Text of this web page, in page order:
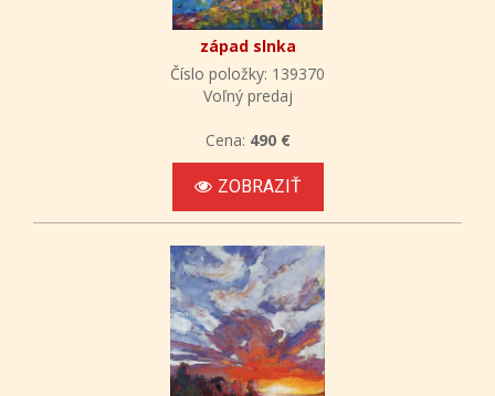
západ slnka
Číslo položky: 139370
Voľný predaj
Cena: 490 €
ZOBRAZIŤ